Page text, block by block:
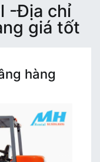
-Địa chỉ
giá tốt
hàng